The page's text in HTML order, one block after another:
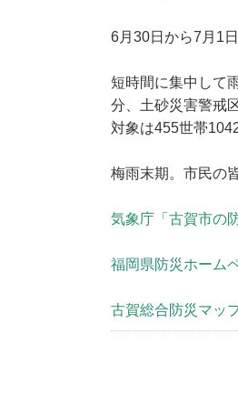
6月30日から7月1
短時間に集中して
分、土砂災害警戒
対象は455世帯
梅雨末期。市民の
気象庁「古賀市の
福岡県防災ホーム
古賀総合防災マッ